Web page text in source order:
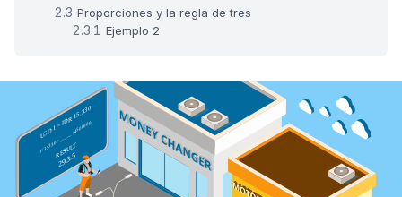
Proporciones y la regla de tres
Ejemplo 2